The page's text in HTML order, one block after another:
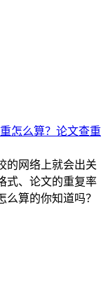
怎么算？论文查重
的网络上就会出关
式、论文的重复率
算的你知道吗？